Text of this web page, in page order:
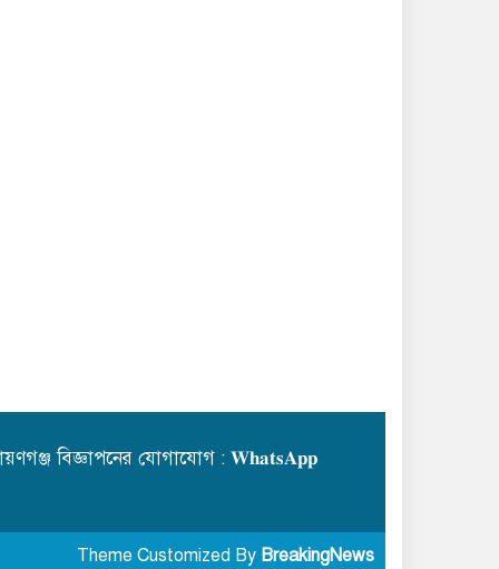
বিজ্ঞাপনের যোগাযোগ : 𝐖𝐡𝐚𝐭𝐬𝐀𝐩𝐩
Theme Customized By BreakingNews